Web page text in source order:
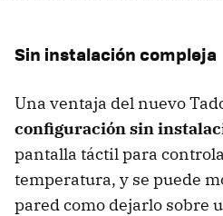
Sin instalación compleja
Una ventaja del nuevo
configuración sin
pantalla táctil para
temperatura, y se puede
pared como dejarlo sobre